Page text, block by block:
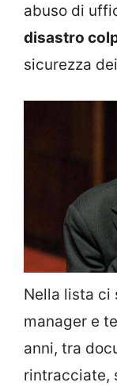
abuso di
disastro
sicurezza
Nella lista ci
manager e
anni, tra
rintracciate,